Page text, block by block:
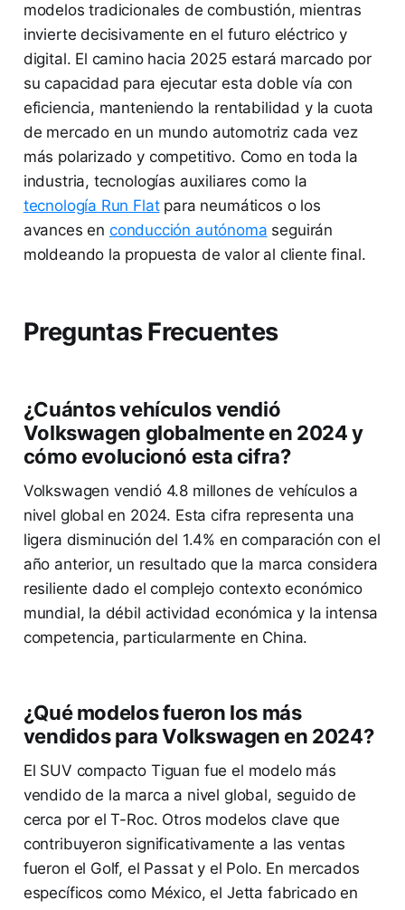
modelos tradicionales de combustión, mientras
invierte decisivamente en el futuro eléctrico y
digital. El camino hacia 2025 estará marcado por
su capacidad para ejecutar esta doble vía con
eficiencia, manteniendo la rentabilidad y la cuota
de mercado en un mundo automotriz cada vez
más polarizado y competitivo. Como en toda la
industria, tecnologías auxiliares como la
tecnología Run Flatpara neumáticos o los
avances en conducción autónoma seguirán
moldeando la propuesta de valor al cliente final.
Preguntas Frecuentes
¿Cuántos vehículos vendió
Volkswagen globalmente en 2024 y
cómo evolucionó esta cifra?
Volkswagen vendió 4.8 millones de vehículos a
nivel global en 2024. Esta cifra representa una
ligera disminución del 1.4% en comparación con el
año anterior, un resultado que la marca considera
resiliente dado el complejo contexto económico
mundial, la débil actividad económica y la intensa
competencia, particularmente en China.
¿Qué modelos fueron los más
vendidos para Volkswagen en 2024?
El SUV compacto Tiguan fue el modelo más
vendido de la marca a nivel global, seguido de
cerca por el T-Roc. Otros modelos clave que
contribuyeron significativamente a las ventas
fueron el Golf, el Passat y el Polo. En mercados
específicos como México, el Jetta fabricado en